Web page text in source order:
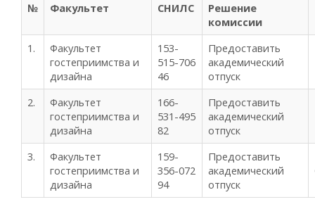
№
Факультет СНИЛС
Решение
комиссии
1.
Факультет
гостеприимства и
дизайна
153-
515-706
46
Предоставить
академический
отпуск
2.
Факультет
гостеприимства и
дизайна
166-
531-495
82
Предоставить
академический
отпуск
3.
Факультет
гостеприимства и
дизайна
159-
356-072
94
Предоставить
академический
отпуск